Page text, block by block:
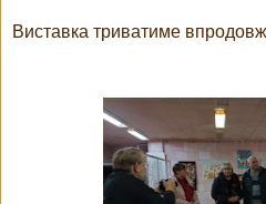
Виставка триватиме